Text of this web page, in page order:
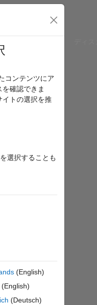
コンテンツにア
確認できま
トの選択を推
選択することも
(English)
(English)
(Deutsch)